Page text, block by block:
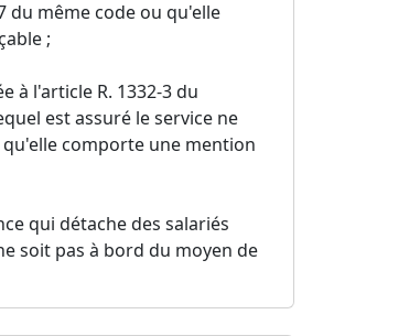
du même code ou qu'elle
;
à l'article R. 1332-3 du
est assuré le service ne
comporte une mention
qui détache des salariés
soit pas à bord du moyen de